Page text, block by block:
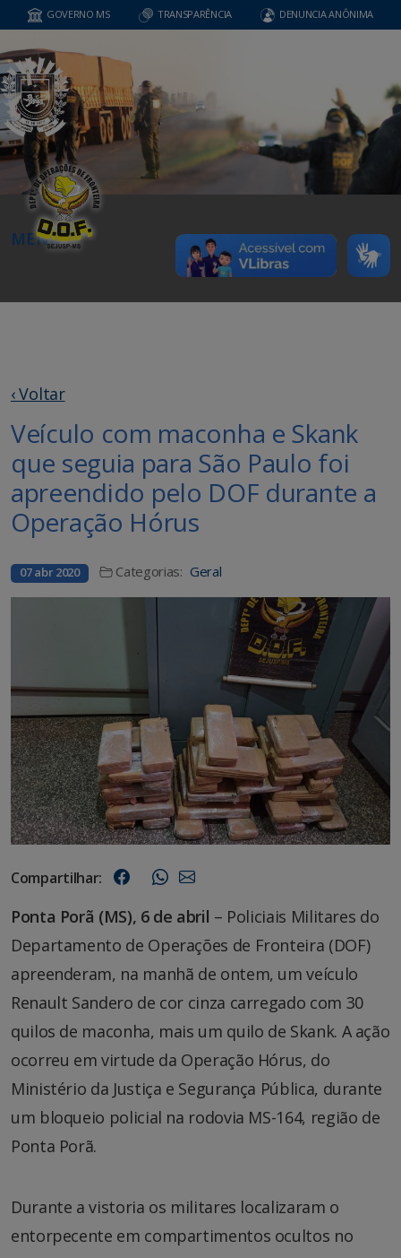
GOVERNO MS TRANSPARÊNCIA DENUNCIA ANÔNIMA
MENU
‹ Voltar
Veículo com maconha e Skank
que seguia para São Paulo foi
apreendido pelo DOF durante a
Operação Hórus
07 abr 2020 Categorias: Geral
Compartilhar:
Ponta Porã (MS), 6 de abril – Policiais Militares do
Departamento de Operações de Fronteira (DOF)
apreenderam, na manhã de ontem, um veículo
Renault Sandero de cor cinza carregado com 30
quilos de maconha, mais um quilo de Skank. A ação
ocorreu em virtude da Operação Hórus, do
Ministério da Justiça e Segurança Pública, durante
um bloqueio policial na rodovia MS-164, região de
Ponta Porã.
Durante a vistoria os militares localizaram o
entorpecente em compartimentos ocultos no